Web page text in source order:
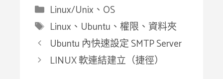
分
類
Linux/Unix 、 OS
標
籤
Linux 、 Ubuntu 、權限 、 資料夾
Ubuntu 內快速設定 SMTP Server
LINUX 軟連結建立（捷徑）